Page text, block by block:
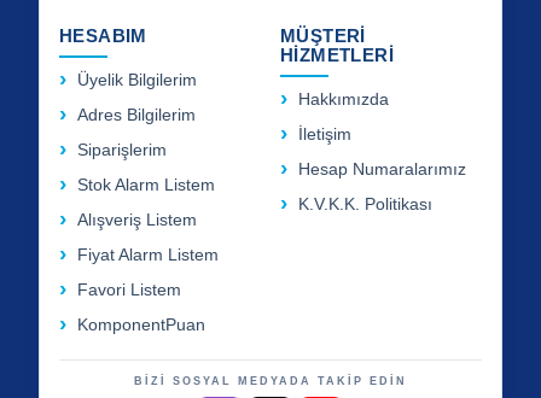
HESABIM
Üyelik Bilgilerim
Adres Bilgilerim
Siparişlerim
Stok Alarm Listem
Alışveriş Listem
Fiyat Alarm Listem
Favori Listem
KomponentPuan
MÜŞTERİ
HİZMETLERİ
Hakkımızda
İletişim
Hesap Numaralarımız
K.V.K.K. Politikası
BİZİ SOSYAL MEDYADA TAKİP EDİN